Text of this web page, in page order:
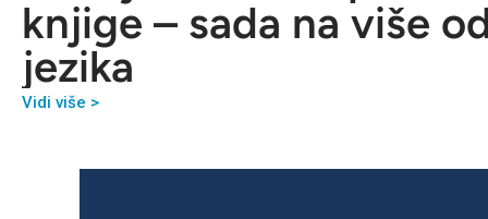
knjige – sada na više
jezika
Vidi više >